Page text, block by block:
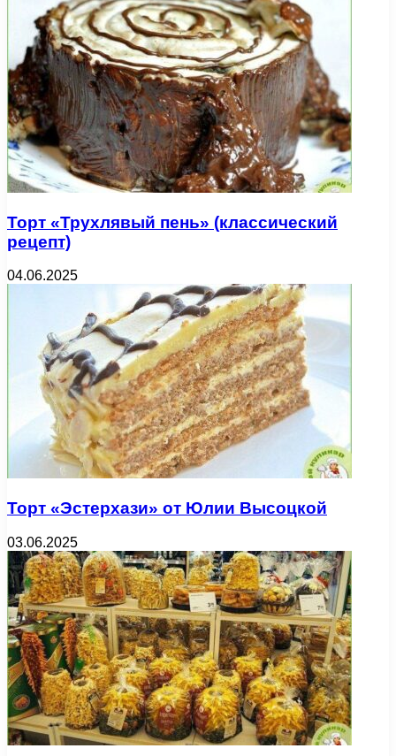
Торт «Трухлявый пень» (классический
рецепт)
04.06.2025
Торт «Эстерхази» от Юлии Высоцкой
03.06.2025